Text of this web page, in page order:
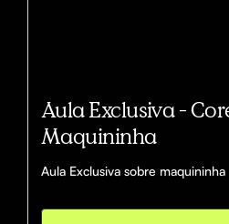
Aula Exclusiva -
Maquininha
Aula Exclusiva sobre maquininha